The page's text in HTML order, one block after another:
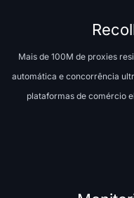
Mais de 100M de proxies
automática e concorrência
plataformas de comércio